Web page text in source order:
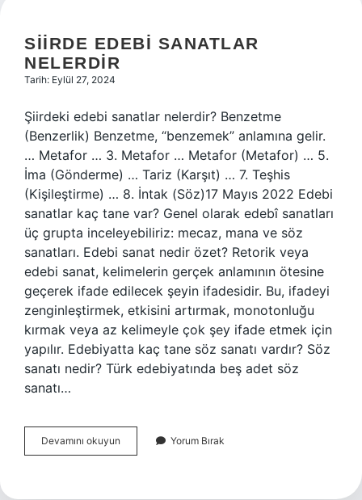
SIIRDE EDEBI SANATLAR
NELERDIR
Tarih: Eylül 27, 2024
Şiirdeki edebi sanatlar nelerdir? Benzetme
(Benzerlik) Benzetme, “benzemek” anlamına gelir.
… Metafor … 3. Metafor … Metafor (Metafor) … 5.
İma (Gönderme) … Tariz (Karşıt) … 7. Teşhis
(Kişileştirme) … 8. İntak (Söz)17 Mayıs 2022 Edebi
sanatlar kaç tane var? Genel olarak edebî sanatları
üç grupta inceleyebiliriz: mecaz, mana ve söz
sanatları. Edebi sanat nedir özet? Retorik veya
edebi sanat, kelimelerin gerçek anlamının ötesine
geçerek ifade edilecek şeyin ifadesidir. Bu, ifadeyi
zenginleştirmek, etkisini artırmak, monotonluğu
kırmak veya az kelimeyle çok şey ifade etmek için
yapılır. Edebiyatta kaç tane söz sanatı vardır? Söz
sanatı nedir? Türk edebiyatında beş adet söz
sanatı…
Devamını okuyun
Edebi
Yorum Bırak